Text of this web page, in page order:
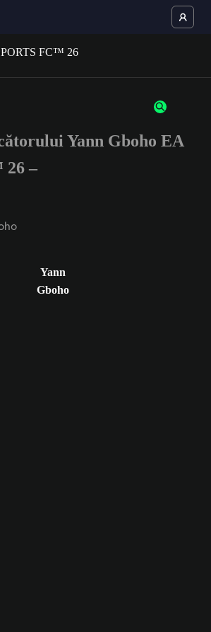
of 3 characters or numbers
Yann Gboho EA
26 –
Yann
Gboho